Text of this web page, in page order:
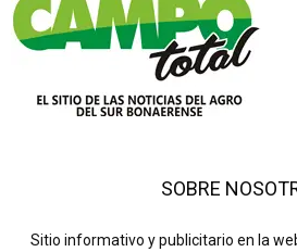
SOBRE
Sitio informativo y publicitario en la